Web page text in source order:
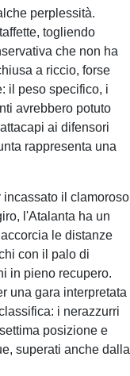
perplessità.
togliendo
che non ha
a riccio, forse
il peso specifico, i
avrebbero potuto
ai difensori
rappresenta una
incassato il clamoroso
l'Atalanta ha un
le distanze
con il palo di
in pieno recupero.
una gara interpretata
i nerazzurri
posizione e
superati anche dalla